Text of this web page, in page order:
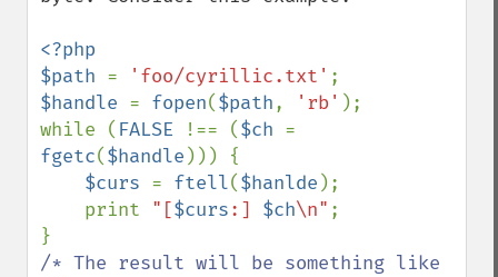
<?php
$path = 'foo/cyrillic.txt'
$handle = fopen($path, 'rb' );
while ( FALSE !== ($ch
fgetc($handle ))) {
$curs = ftell($hanlde );
    print
"[$curs:] $ch\n" ;
/* The result will be something like